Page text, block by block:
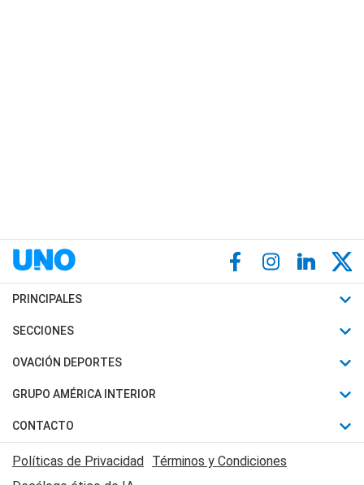
PRINCIPALES
Últimas Noticias
Política
Judiciales
Economia
SECCIONES
Horóscopo
Motores
Trucos caseros
Series y Películas
OVACIÓN DEPORTES
Fútbol
Mundial
Automovilismo
Rugby
GRUPO AMÉRICA INTERIOR
Canal 7 en Vivo
CONTACTO
Acerca de Nosotros
Políticas de Privacidad Términos y Condiciones